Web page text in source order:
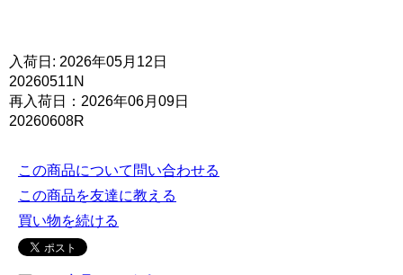
入荷日: 2026年05月12日
20260511N
再入荷日：2026年06月09日
20260608R
この商品について問い合わせる
この商品を友達に教える
買い物を続ける